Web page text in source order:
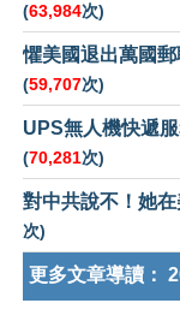
(63,984次)
懼美國退出萬國
(59,707次)
UPS無人機快遞
(70,281次)
對中共說不！她
次)
更多文章導讀：